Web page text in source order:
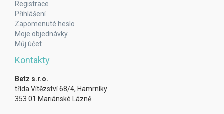
Registrace
Přihlášení
Zapomenuté heslo
Moje objednávky
Můj účet
Kontakty
Betz s.r.o.
třída Vítězství 68/4, Hamrníky
353 01 Mariánské Lázně